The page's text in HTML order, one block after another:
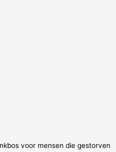
voor mensen die gestorven